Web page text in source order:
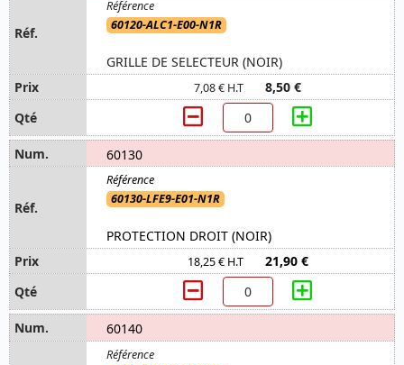
60120-ALC1-E00-N1R
GRILLE DE SELECTEUR (NOIR)
7,08 € H.T 8,50 €
60130
60130-LFE9-E01-N1R
PROTECTION DROIT (NOIR)
18,25 € H.T 21,90 €
60140